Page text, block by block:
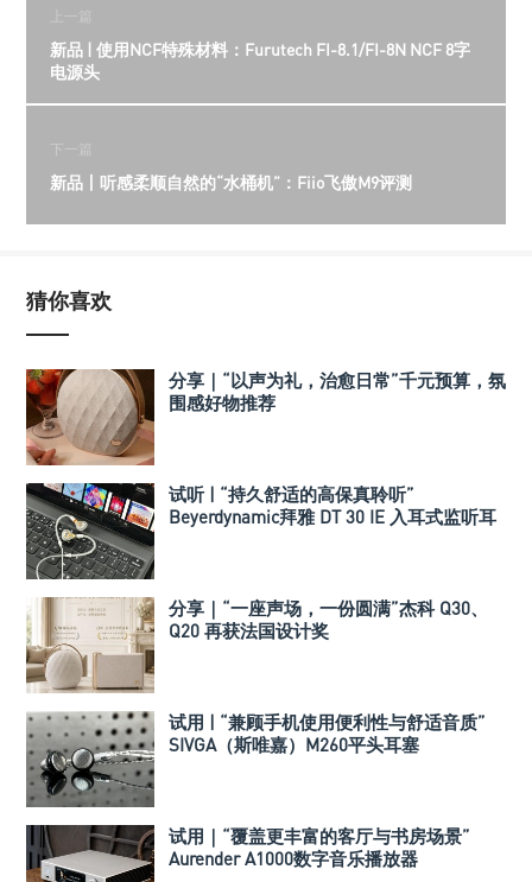
上一篇
新品 | 使用NCF特殊材料：Furutech FI-8.1/FI-8N NCF 8字
电源头
下一篇
新品丨听感柔顺自然的“水桶机”：Fiio飞傲M9评测
猜你喜欢
分享｜“以声为礼，治愈日常”千元预算，氛
围感好物推荐
试听 | “持久舒适的高保真聆听”
Beyerdynamic拜雅 DT 30 IE 入耳式监听耳
分享｜“一座声场，一份圆满”杰科 Q30、
Q20 再获法国设计奖
试用 | “兼顾手机使用便利性与舒适音质”
SIVGA（斯唯嘉）M260平头耳塞
试用｜“覆盖更丰富的客厅与书房场景”
Aurender A1000数字音乐播放器